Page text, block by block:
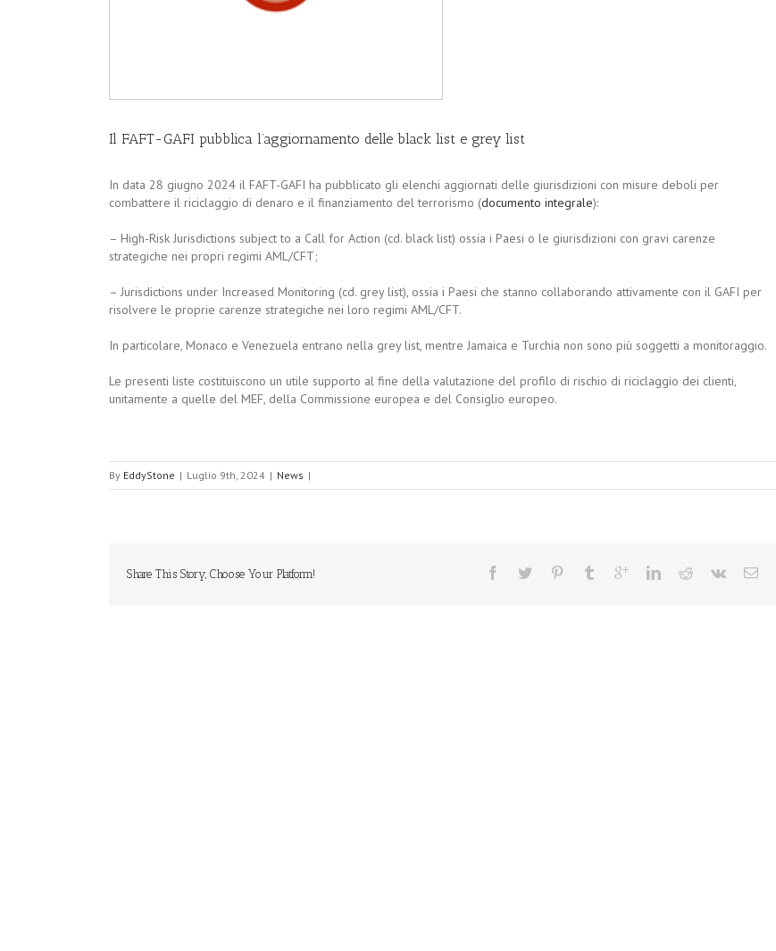
Il FAFT-GAFI pubblica l’aggiornamento delle black list e grey list
In data 28 giugno 2024 il FAFT-GAFI ha pubblicato gli elenchi aggiornati delle giurisdizioni con misure deboli per
combattere il riciclaggio di denaro e il finanziamento del terrorismo (documento integrale):
– High-Risk Jurisdictions subject to a Call for Action (cd. black list) ossia i Paesi o le giurisdizioni con gravi carenze
strategiche nei propri regimi AML/CFT;
– Jurisdictions under Increased Monitoring (cd. grey list), ossia i Paesi che stanno collaborando attivamente con il GAFI per
risolvere le proprie carenze strategiche nei loro regimi AML/CFT.
In particolare, Monaco e Venezuela entrano nella grey list, mentre Jamaica e Turchia non sono più soggetti a monitoraggio.
Le presenti liste costituiscono un utile supporto al fine della valutazione del profilo di rischio di riciclaggio dei clienti,
unitamente a quelle del MEF, della Commissione europea e del Consiglio europeo.
By EddyStone | Luglio 9th, 2024 | News |
Share This Story, Choose Your Platform!